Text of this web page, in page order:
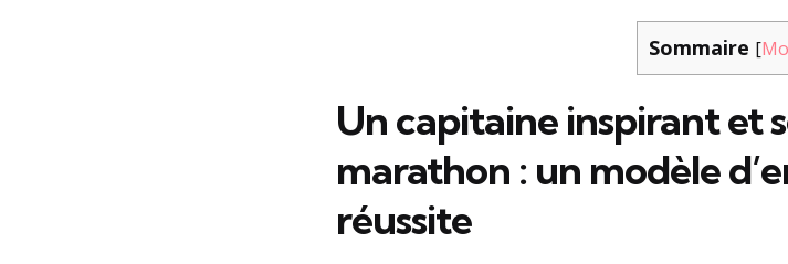
Sommaire [
Un capitaine inspirant et
marathon : un modèle
réussite